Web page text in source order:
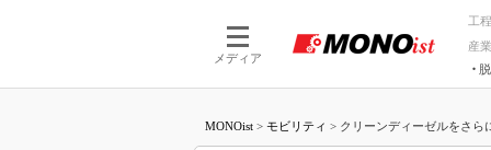
メディア
工
産
つながる工場
AI×設備
MONOist > モビリティ > クリーンディーゼルをさら